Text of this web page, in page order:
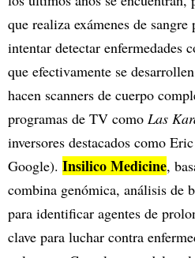
que realiza exámenes de
intentar detectar enfermedades
que efectivamente se
hacen scanners de cuerpo
programas de TV como Las
inversores destacados como
Google). Insilico Medicine,
combina genómica, análisis de
para identificar agentes de
clave para luchar contra